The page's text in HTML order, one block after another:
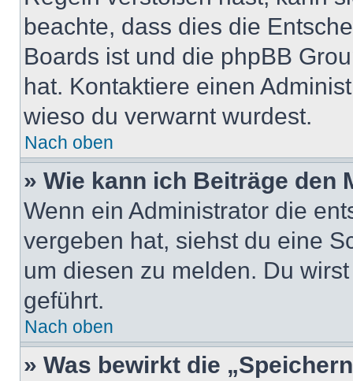
beachte, dass dies die
Boards ist und die phpBB
hat. Kontaktiere einen
wieso du verwarnt wurdest.
Nach oben
» Wie kann ich Beiträge den
Wenn ein Administrator die
vergeben hat, siehst du eine
um diesen zu melden. Du
geführt.
Nach oben
» Was bewirkt die